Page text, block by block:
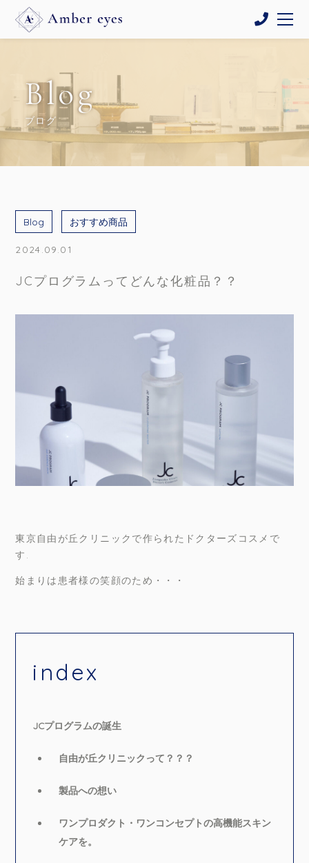
Blog
ブログ
Blog おすすめ商品
2024.09.01
JCプログラムってどんな化粧品？？
東京自由が丘クリニックで作られたドクターズコスメで
す.
始まりは患者様の笑顔のため・・・
index
JCプログラムの誕生
自由が丘クリニックって？？？
製品への想い
ワンプロダクト・ワンコンセプトの高機能スキン
ケアを。